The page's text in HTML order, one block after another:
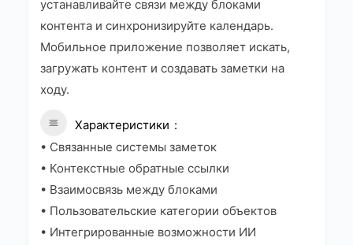
устанавливайте связи между блоками
контента и синхронизируйте календарь.
Мобильное приложение позволяет искать,
загружать контент и создавать заметки на
ходу.
Характеристики
• Связанные системы заметок
• Контекстные обратные ссылки
• Взаимосвязь между блоками
• Пользовательские категории объектов
• Интегрированные возможности ИИ